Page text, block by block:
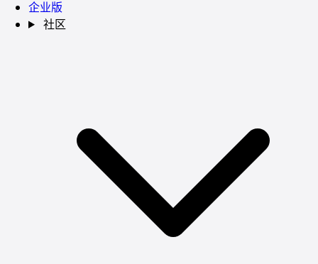
企业版
社区